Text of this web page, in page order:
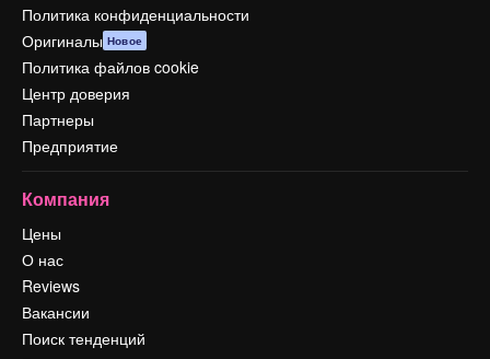
Политика конфиденциальности
Оригиналы Новое
Политика файлов cookie
Центр доверия
Партнеры
Предприятие
Компания
Цены
О нас
Reviews
Вакансии
Поиск тенденций